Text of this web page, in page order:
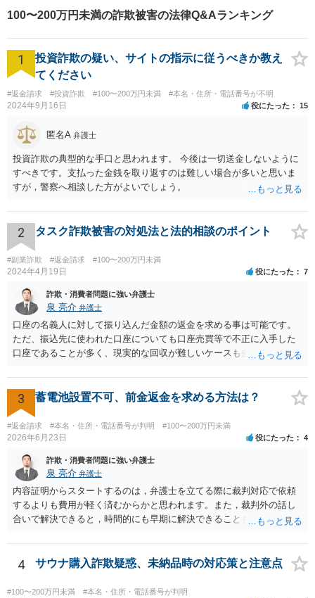
100〜200万円未満の詐欺被害の法律Q&Aランキング
1
投資詐欺の疑い、サイトの指示に従うべきか教え
てください
#返金請求 #投資詐欺 #100〜200万円未満 #本名・住所・電話番号が不明
2024年9月16日 役にたった 15
匿名A 弁護士
投資詐欺の典型的な手口と思われます。 今後は一切送金しないように
すべきです。支払った金銭を取り返すのは難しい場合が多いと思いま
すが，警察へ相談した方がよいでしょう。
2 タスク詐欺被害の対処法と法的相談のポイント
#副業詐欺 #返金請求 #100〜200万円未満
2024年4月19日 役にたった 7
詐欺・消費者問題に強い弁護士
泉 亮介 弁護士
口座の名義人に対して振り込んだ金額の返金を求める事は可能です。
ただ、振込先に使われた口座についても口座売買等で不正に入手した
口座であることが多く、現実的な回収が難しいケースも多いでしょ
3 蓄電池設置不可、前金返金を求める方法は？
#返金請求 #本名・住所・電話番号が判明 #100〜200万円未満
2026年6月23日 役にたった 4
詐欺・消費者問題に強い弁護士
泉 亮介 弁護士
内容証明からスタートするのは，弁護士を立てる際に裁判対応で依頼
するよりも費用が軽く済むからかと思われます。また，裁判外の話し
合いで解決できると，時間的にも早期に解決できることも見込めま
スもあり，その場合は裁判手続きから始めることとなるかと思われま
す。 支払督促については異議を出されると通常訴訟へ移行するため，
った方が良いでしょう。
4 サウナ購入詐欺疑惑、未納品時の対応策と注意点
#100〜200万円未満 #本名・住所・電話番号が判明